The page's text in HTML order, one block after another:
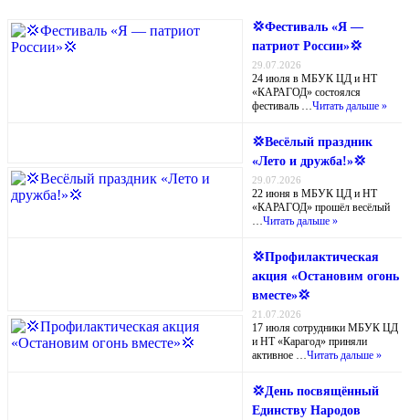
💢Фестиваль «Я —
патриот России»💢
29.07.2026
24 июля в МБУК ЦД и НТ
«КАРАГОД» состоялся
фестиваль …Читать дальше »
💢Весёлый праздник
«Лето и дружба!»💢
29.07.2026
22 июня в МБУК ЦД и НТ
«КАРАГОД» прошёл весёлый
…Читать дальше »
💢Профилактическая
акция «Остановим огонь
вместе»💢
21.07.2026
17 июля сотрудники МБУК ЦД
и НТ «Карагод» приняли
активное …Читать дальше »
💢День посвящённый
Единству Народов